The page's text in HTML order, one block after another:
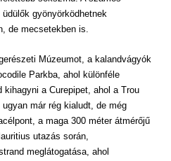
gyönyörködhetnek
de mecsetekben is.
Múzeumot, a kalandvágyók
Parkba, ahol különféle
kihagyni a Curepipet, ahol a Trou
már rég kialudt, de még
a maga 300 méter átmérőjű
utazás során,
meglátogatása, ahol